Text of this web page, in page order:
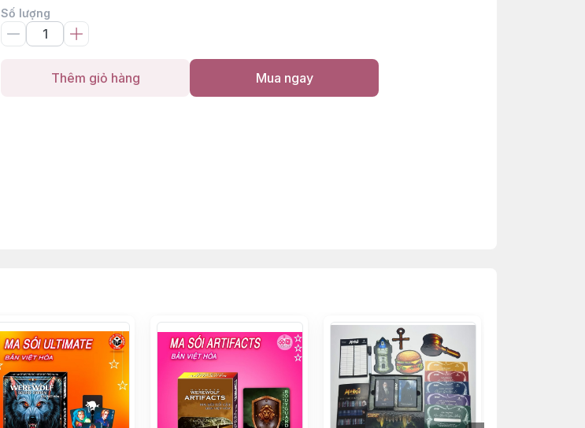
Số lượng
Thêm giỏ hàng Mua ngay